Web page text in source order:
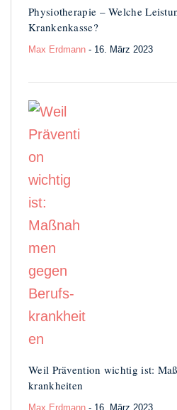
Physiotherapie – Welche
Krankenkasse?
Max Erdmann - 16. März 2023
Weil Prävention wichtig ist:
krankheiten
Max Erdmann - 16. März 2023